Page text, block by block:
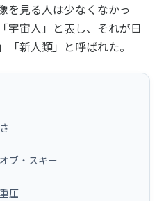
を見る人は少なくなかっ
宇宙人」と表し、それが日
新人類」と呼ばれた。
ブ・スキー
圧